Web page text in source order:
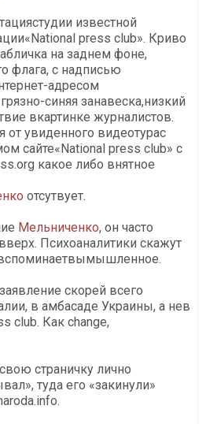
известной
рress club». Криво
на заднем фоне,
флага, с надписью
адресом
синяя занавеска,низкий
вкартинке журналистов.
от увиденного видеотурас
сайте«National рress club» с
какое либо внятное
отсутвует.
Мельниченко, он часто
Психоаналитики скажут
скорей всего
в амбасаде Украины, а нев
club. Как change,
страничку лично
туда его «закинули»